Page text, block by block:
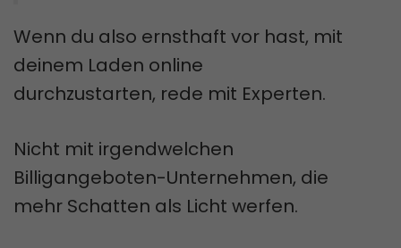
Wenn du also ernsthaft vor hast, mit
deinem Laden online
durchzustarten, rede mit Experten.
Nicht mit irgendwelchen
Billigangeboten-Unternehmen, die
mehr Schatten als Licht werfen.